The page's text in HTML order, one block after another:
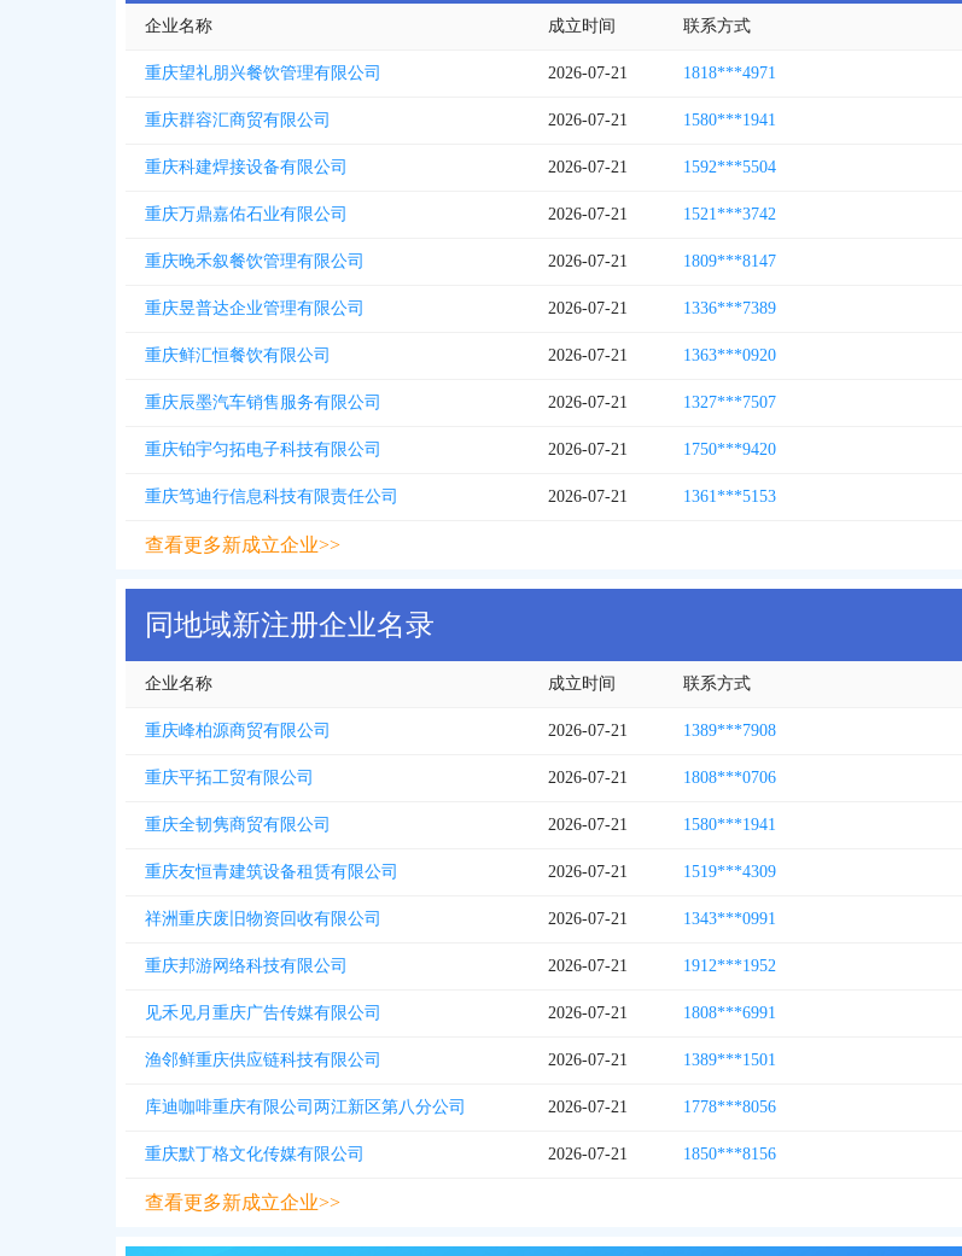
企业名称 成立时间 联系方式
重庆望礼朋兴餐饮管理有限公司 2026-07-21 1818***4971
重庆群容汇商贸有限公司 2026-07-21 1580***1941
重庆科建焊接设备有限公司 2026-07-21 1592***5504
重庆万鼎嘉佑石业有限公司 2026-07-21 1521***3742
重庆晚禾叙餐饮管理有限公司 2026-07-21 1809***8147
重庆昱普达企业管理有限公司 2026-07-21 1336***7389
重庆鲜汇恒餐饮有限公司 2026-07-21 1363***0920
重庆辰墨汽车销售服务有限公司 2026-07-21 1327***7507
重庆铂宇匀拓电子科技有限公司 2026-07-21 1750***9420
重庆笃迪行信息科技有限责任公司 2026-07-21 1361***5153
查看更多新成立企业>>
同地域新注册企业名录
企业名称 成立时间 联系方式
重庆峰柏源商贸有限公司 2026-07-21 1389***7908
重庆平拓工贸有限公司 2026-07-21 1808***0706
重庆全韧隽商贸有限公司 2026-07-21 1580***1941
重庆友恒青建筑设备租赁有限公司 2026-07-21 1519***4309
祥洲重庆废旧物资回收有限公司 2026-07-21 1343***0991
重庆邦游网络科技有限公司 2026-07-21 1912***1952
见禾见月重庆广告传媒有限公司 2026-07-21 1808***6991
渔邻鲜重庆供应链科技有限公司 2026-07-21 1389***1501
库迪咖啡重庆有限公司两江新区第八分公司 2026-07-21 1778***8056
重庆默丁格文化传媒有限公司 2026-07-21 1850***8156
查看更多新成立企业>>